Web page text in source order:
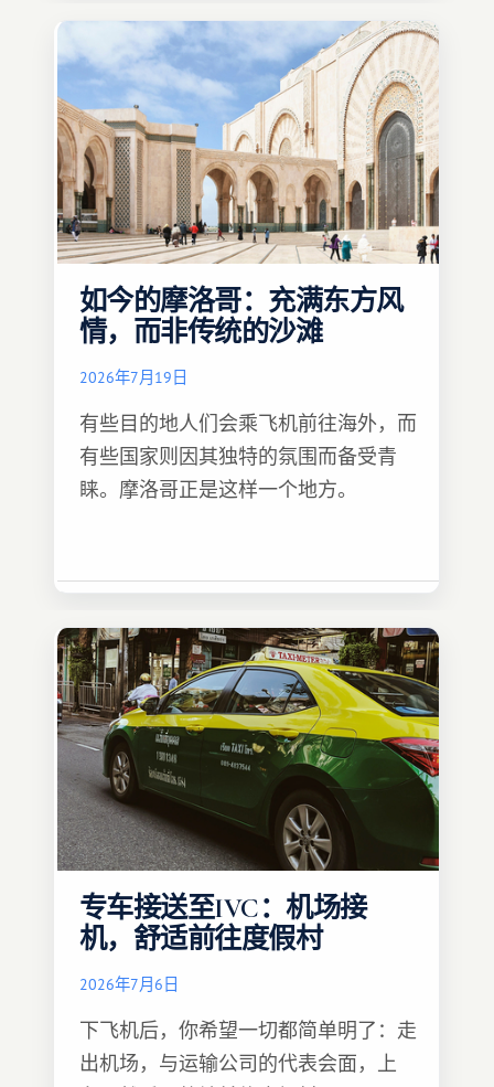
如今的摩洛哥：充满东方风
情，而非传统的沙滩
2026年7月19日
有些目的地人们会乘飞机前往海外，而
有些国家则因其独特的氛围而备受青
睐。摩洛哥正是这样一个地方。
专车接送至IVC：机场接
机，舒适前往度假村
2026年7月6日
下飞机后，你希望一切都简单明了：走
出机场，与运输公司的代表会面，上